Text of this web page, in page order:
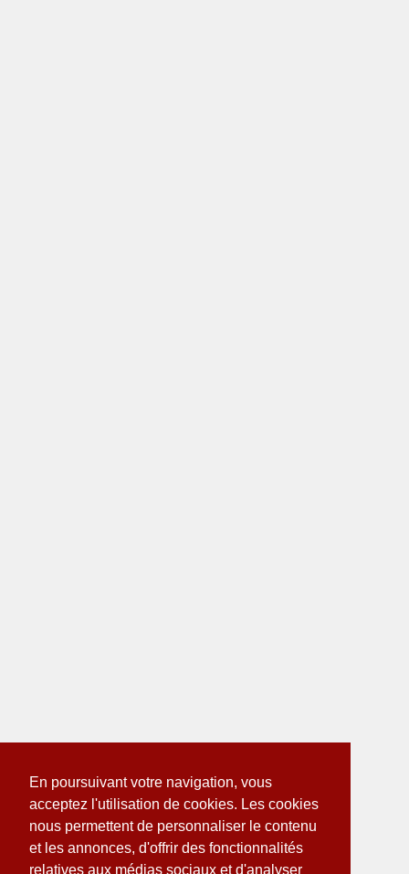
En poursuivant votre navigation, vous
acceptez l'utilisation de cookies. Les cookies
nous permettent de personnaliser le contenu
et les annonces, d'offrir des fonctionnalités
relatives aux médias sociaux et d'analyser